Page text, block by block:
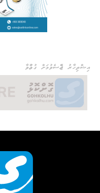
އިޝްތިހާރު ޖެއްސެވުމަށް ގުޅުއްވާ